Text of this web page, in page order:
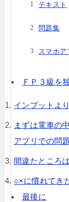
テキスト
問題集
スマホア
ＦＰ３級を
インプットよ
まずは電車の
アプリでの問
間違たところ
○×に慣れてき
最後に